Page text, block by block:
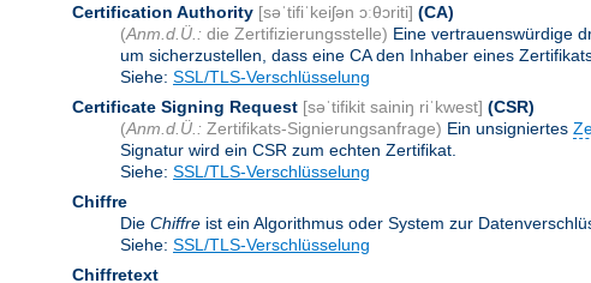
Certification Authority [səˈtifiˈkeiʃən ɔːθɔriti] (CA)
(Anm.d.Ü.: die Zertifizierungsstelle) Eine vertrauenswürdige
um sicherzustellen, dass eine CA den Inhaber eines
Siehe: SSL/TLS-Verschlüsselung
Certificate Signing Request [səˈtifikit sainiŋ riˈkwest] (CSR)
(Anm.d.Ü.: Zertifikats-Signierungsanfrage) Ein unsigniertes
Signatur wird ein CSR zum echten Zertifikat.
Siehe: SSL/TLS-Verschlüsselung
Chiffre
Die Chiffre ist ein Algorithmus oder System zur
Siehe: SSL/TLS-Verschlüsselung
Chiffretext